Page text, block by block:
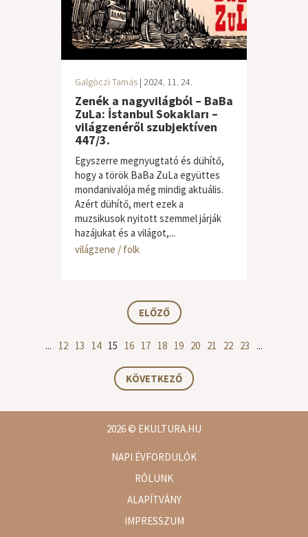
Galgóczi Tamás | 2024. 11. 24.
Zenék a nagyvilágból – BaBa
ZuLa: İstanbul Sokakları –
világzenéről szubjektíven
447/3.
Egyszerre megnyugtató és dühítő,
hogy a török BaBa ZuLa együttes
mondanivalója még mindig aktuális.
Azért dühítő, mert ezek a
muzsikusok nyitott szemmel járják
hazájukat és a világot,...
világzene / folk
ELŐZŐ
... 12 13 14 15 16 17 18 19 20 21 22 23 ...
KÖVETKEZŐ
2026© EKULTURA.HU
NAPI ÉVFORDULÓK
RÓLUNK
ALAPÍTVÁNY
IMPRESSZUM